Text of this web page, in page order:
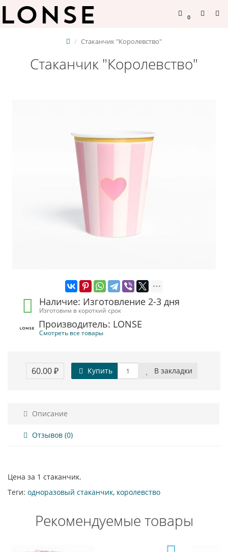
0
Стаканчик "Королевство"
Стаканчик "Королевство"
Наличие: Изготовление 2-3 дня
Изготовим в короткий срок
Производитель: LONSE
Смотреть все товары
60.00 ₽ Купить В закладки
Описание
Отзывов (0)
Цена за 1 стаканчик.
Теги: одноразовый стаканчик, королевство
Рекомендуемые товары